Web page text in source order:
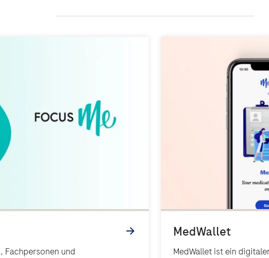
Fachpersonen und
MedWallet ist ein digitaler Patienten-